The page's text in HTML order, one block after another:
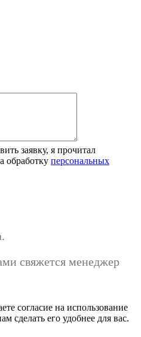
заявку, я прочитал
обработку персональных
свяжется менеджер
согласие на использование
сделать его удобнее для вас.